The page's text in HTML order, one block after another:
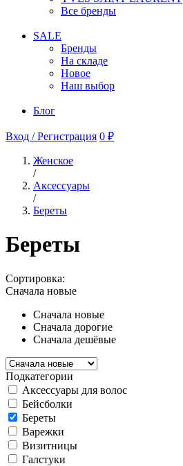
Все бренды
SALE
Бренды
На складе
Новое
Наш выбор
Блог
Вход / Регистрация 0 ₽
Женское
/
Аксессуары
/
Береты
Береты
Сортировка:
Сначала новые
Сначала новые
Сначала дорогие
Сначала дешёвые
Подкатегории
Аксессуары для волос
Бейсболки
Береты
Варежки
Визитницы
Галстуки